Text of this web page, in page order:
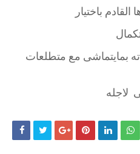
بمايتماشى مع متطلعات
لاجله